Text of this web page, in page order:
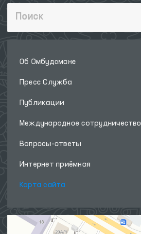
Об Омбудсмане
Пресс Служба
Публикации
Международное сотрудничество
Вопросы-ответы
Интернет приёмная
Карта сайта